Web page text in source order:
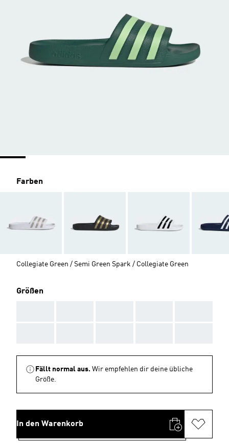
Farben
Collegiate Green / Semi Green Spark / Collegiate Green
Größen
Fällt normal aus. Wir empfehlen dir deine übliche
Größe.
In den Warenkorb